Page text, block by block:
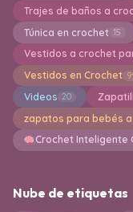
Trajes de baños a
Túnica en crochet 15
Vestidos a crochet
Vestidos en Crochet
Videos 20
zapatos para bebés
Crochet Inteligente
Nube de etiquetas